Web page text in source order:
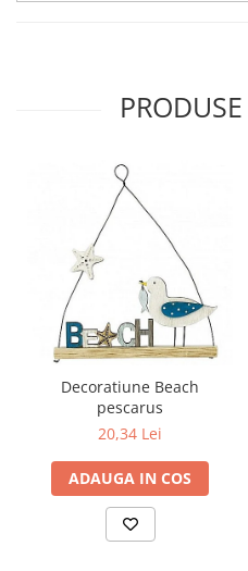
Decoratiune Beach
pescarus
20,34 Lei
ADAUGA IN COS